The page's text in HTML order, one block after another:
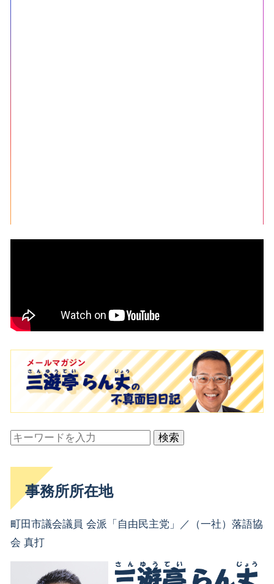
検索
事務所所在地
町田市議会議員 会派「自由民主党」／（一社）落語協
会 真打